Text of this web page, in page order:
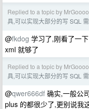
Replied to a topic by MrGoooo
具,可以实现大部分的写 SQL
@fkdog 学习了,刚看了一
xml 就够了
Replied to a topic by MrGoooo
具,可以实现大部分的写 SQL
@qwer666df 确实,一般公
plus 的都很少了,更别说我